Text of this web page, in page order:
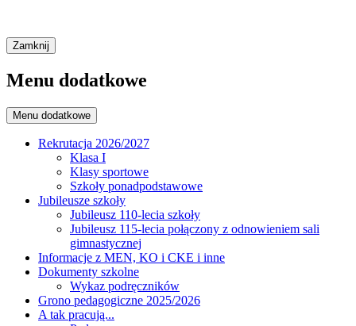
Zamknij
Menu dodatkowe
Menu dodatkowe
Rekrutacja 2026/2027
Klasa I
Klasy sportowe
Szkoły ponadpodstawowe
Jubileusze szkoły
Jubileusz 110-lecia szkoły
Jubileusz 115-lecia połączony z odnowieniem sali
gimnastycznej
Informacje z MEN, KO i CKE i inne
Dokumenty szkolne
Wykaz podręczników
Grono pedagogiczne 2025/2026
A tak pracują...